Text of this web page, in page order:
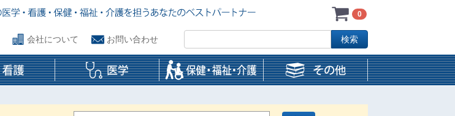
0
会社について お問い合わせ